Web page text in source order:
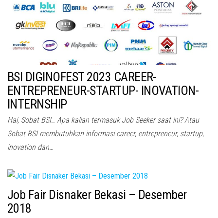
BSI DIGINOFEST 2023 CAREER-
ENTREPRENEUR-STARTUP- INOVATION-
INTERNSHIP
Hai, Sobat BSI.. Apa kalian termasuk Job Seeker saat ini? Atau
Sobat BSI membutuhkan informasi career, entrepreneur, startup,
inovation dan…
Job Fair Disnaker Bekasi – Desember
2018